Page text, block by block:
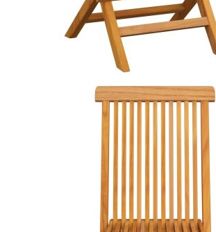
Безплатна доставка до адрес при плащане
Фино шлайфано твърдо
финиш на водна основа
47 x 60 x 89 см (Ш x Д x
40 x 40 x 7 см (Д x Ш x
Цвят на възглавницата:
100% полиестер